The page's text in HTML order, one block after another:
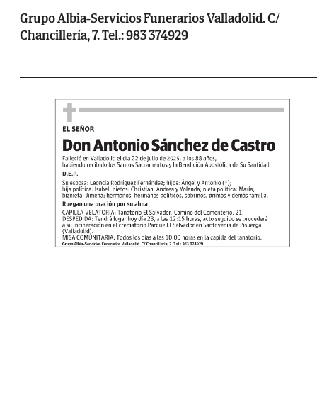
Grupo Albia-Servicios Funerarios Valladolid. C/
Chancillería, 7. Tel.: 983 374929